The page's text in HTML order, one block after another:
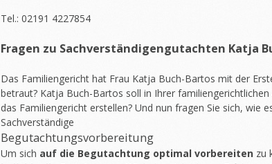
Tel.: 02191 4227854
Fragen zu Sachverständigengutachten Katja
Das Familiengericht hat Frau Katja Buch-Bartos mit der
betraut? Katja Buch-Bartos soll in Ihrer
das Familiengericht erstellen? Und nun fragen Sie sich, wie
Sachverständige
Begutachtungsvorbereitung
Um sich auf die Begutachtung optimal vorbereiten zu